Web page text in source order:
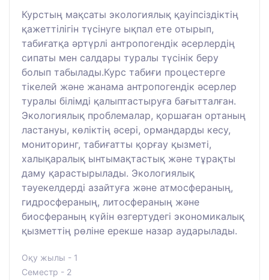
Курстың мақсаты экологиялық қауіпсіздіктің
қажеттілігін түсінуге ықпал ете отырып,
табиғатқа әртүрлі антропогендік әсерлердің
сипаты мен салдары туралы түсінік беру
болып табылады.Курс табиғи процестерге
тікелей және жанама антропогендік әсерлер
туралы білімді қалыптастыруға бағытталған.
Экологиялық проблемалар, қоршаған ортаның
ластануы, көліктің әсері, ормандарды кесу,
мониторинг, табиғатты қорғау қызметі,
халықаралық ынтымақтастық және тұрақты
даму қарастырылады. Экологиялық
тәуекелдерді азайтуға және атмосфераның,
гидросфераның, литосфераның және
биосфераның күйін өзгертудегі экономикалық
қызметтің рөліне ерекше назар аударылады.
Оқу жылы - 1
Семестр - 2